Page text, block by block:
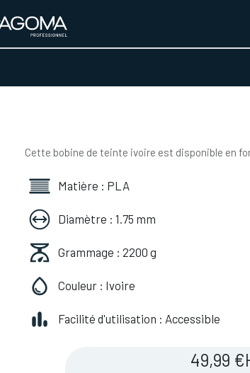
Cette bobine de teinte ivoire est disponible en
Matière : PLA
Diamètre : 1.75 mm
Grammage : 2200 g
Couleur : Ivoire
Facilité d'utilisation : Accessible
49,99 €